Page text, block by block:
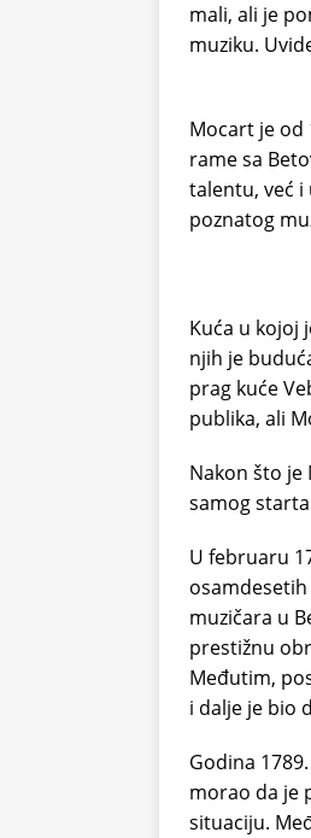
mali, ali je
muziku.
Mocart je od
rame sa
talentu, već i
poznatog
Kuća u kojoj
njih je
prag kuće
publika, ali
Nakon što je
samog
U februaru
muzičara u
prestižnu
Međutim,
i dalje je bio
Godina
morao da je
situaciju.